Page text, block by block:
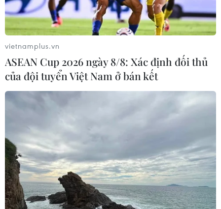
Yêu cầu kỷ luật người đứng đầu
sau vụ tiếp viên hàng không xách ma túy
27/03/2023 10:02
Bản tin ngày 27/3 có những nội dung: nhiều bị cáo địa
ốc Alibaba không có luật sư, tòa dừng xét xử; Yêu cầu
vietnamplus.vn
ASEAN Cup 2026 ngày 8/8: Xác định đối thủ
của đội tuyển Việt Nam ở bán kết